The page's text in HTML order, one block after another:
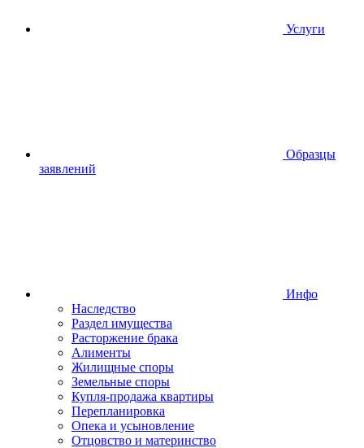
Услуги
Образцы
заявлений
Инфо
Наследство
Раздел имущества
Расторжение брака
Алименты
Жилищные споры
Земельные споры
Купля-продажа квартиры
Перепланировка
Опека и усыновление
Отцовство и материнство